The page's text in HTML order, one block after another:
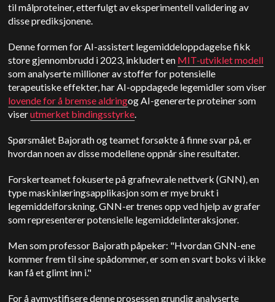
til målproteiner, etterfulgt av eksperimentell validering av
disse prediksjonene.
Denne formen for AI-assistert legemiddeloppdagelse fikk
store gjennombrudd i 2023, inkludert en MIT-utviklet modell
som analyserte millioner av stoffer for potensielle
terapeutiske effekter, har AI-oppdagede legemidler som viser
lovende for å bremse aldringog AI-genererte proteiner som
viserutmerket bindingsstyrke.
Spørsmålet Bajorath og teamet forsøkte å finne svar på, er
hvordan noen av disse modellene oppnår sine resultater.
Forskerteamet fokuserte på grafnevrale nettverk (GNN), en
type maskinlæringsapplikasjon som er mye brukt i
legemiddelforskning. GNN-er trenes opp ved hjelp av grafer
som representerer potensielle legemiddelinteraksjoner.
Men som professor Bajorath påpeker: "Hvordan GNN-ene
kommer frem til sine spådommer, er som en svart boks vi ikke
kan få et glimt inn i."
For å avmystifisere denne prosessen grundig analyserte